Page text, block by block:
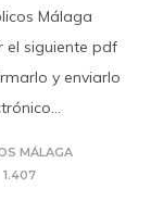
Málaga
el siguiente pdf
y enviarlo
MÁLAGA
1.407